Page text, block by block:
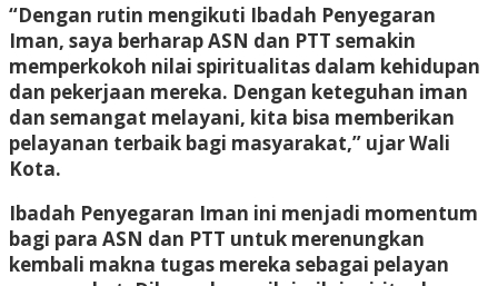
“Dengan rutin mengikuti Ibadah Penyegaran
Iman, saya berharap ASN dan PTT semakin
memperkokoh nilai spiritualitas dalam kehidupan
dan pekerjaan mereka. Dengan keteguhan iman
dan semangat melayani, kita bisa memberikan
pelayanan terbaik bagi masyarakat,” ujar Wali
Kota.
Ibadah Penyegaran Iman ini menjadi momentum
bagi para ASN dan PTT untuk merenungkan
kembali makna tugas mereka sebagai pelayan